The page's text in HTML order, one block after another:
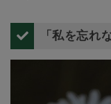
「私を忘れ